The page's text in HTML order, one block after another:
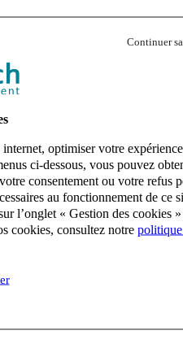
Continuer
optimiser votre
ci-dessous, vous pouvez
consentement ou votre refus
au fonctionnement de ce
l’onglet « Gestion des cookies »
cookies, consultez notre